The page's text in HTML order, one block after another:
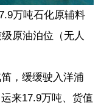
万吨石化原辅料
原油泊位（无人
，缓缓驶入洋浦
来17.9万吨、货值